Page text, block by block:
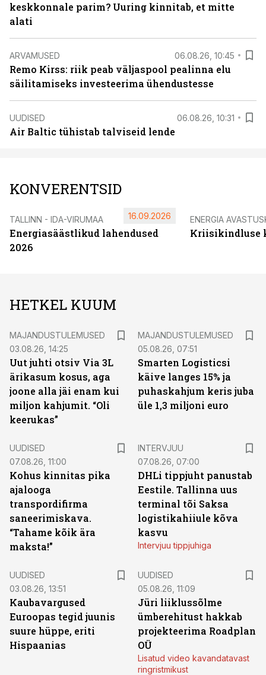
keskkonnale parim? Uuring kinnitab, et mitte
alati
ARVAMUSED 06.08.26, 10:45
Remo Kirss: riik peab väljaspool pealinna elu
säilitamiseks investeerima ühendustesse
UUDISED 06.08.26, 10:31
Air Baltic tühistab talviseid lende
KONVERENTSID
TALLINN - IDA-VIRUMAA
Energiasäästlikud lahendused
2026
16.09.2026 ENERGIA
Kriisikindluse
HETKEL KUUM
MAJANDUSTULEMUSED
03.08.26, 14:25
Uut juhti otsiv Via 3L
ärikasum kosus, aga
joone alla jäi enam kui
miljon kahjumit. “Oli
keerukas”
MAJANDUSTULEMUSED
05.08.26, 07:51
Smarten Logisticsi
käive langes 15% ja
puhaskahjum keris juba
üle 1,3 miljoni euro
UUDISED
07.08.26, 11:00
Kohus kinnitas pika
ajalooga
transpordifirma
saneerimiskava.
“Tahame kõik ära
maksta!”
INTERVJUU
07.08.26, 07:00
DHLi tippjuht panustab
Eestile. Tallinna uus
terminal tõi Saksa
logistikahiiule kõva
kasvu
Intervjuu tippjuhiga
UUDISED
03.08.26, 13:51
Kaubavargused
Euroopas tegid juunis
suure hüppe, eriti
Hispaanias
UUDISED
05.08.26, 11:09
Jüri liiklussõlme
ümberehitust hakkab
projekteerima Roadplan
OÜ
Lisatud video kavandatavast
ringristmikust